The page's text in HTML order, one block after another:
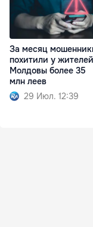
За месяц
похитили у жителей
Молдовы более 35
млн леев
29 Июл. 12:39